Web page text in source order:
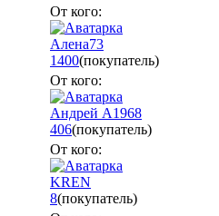
От кого:
Алена73
1400(покупатель)
От кого:
Андрей А1968
406(покупатель)
От кого:
KREN
8(покупатель)